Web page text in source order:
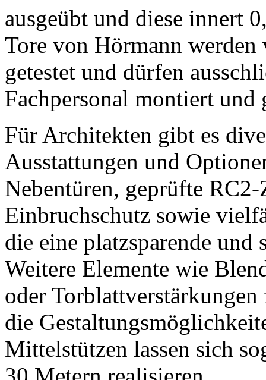
ausgeübt und diese innert
Tore von Hörmann
getestet und dürfen
Fachpersonal montiert und
Für Architekten gibt es
Ausstattungen und
Nebentüren, geprüfte
Einbruchschutz sowie
die eine platzsparende
Weitere Elemente wie
oder
die
Mittelstützen lassen sich